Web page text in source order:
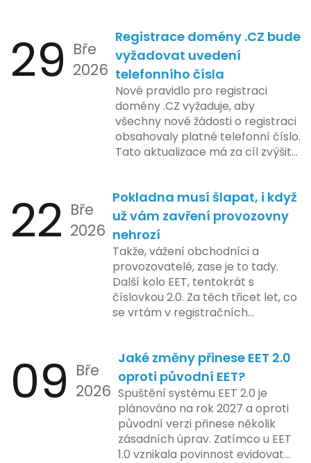
zahrnuje přípravu technické
platformy a legislativních změn,
které by měly být předloženy do
konce tohoto roku. Očekává se,
že tato fáze umožní adaptaci
systémů a rozšíření podpory pro
podnikatele, přičemž všechny
potřebné technologie by měly
být dostupné k testování v rámci
plánovaná na první pololetí
následujícího roku, je zaměřena
na školení a edukaci uživatelů,
včetně přípravy materiálů a
školení pro zaměstnavatele a
účetní firmy. V této fázi dojde
také k oficiálnímu spuštění
systému pro vybrané segmenty
podnikání. Třetí a konečná fáze
integraci systému EET 2.0 do
praxe, s povinností prodejců
zapojit se do nového systému,
včetně zvýšeného dohledu nad
dodržováním pravidel.
29 Bře
2026
Registrace domény .CZ bude
vyžadovat uvedení
telefonního čísla
Nové pravidlo pro registraci
domény .CZ vyžaduje, aby
všechny nové žádosti o registraci
obsahovaly platné telefonní číslo.
Tato aktualizace má za cíl zvýšit
České republice. Povinnost uvést
telefonní číslo se týká všech
nově registrovaných domén, a
také může ovlivnit stávající
majitele domén při aktualizaci
jejich údajů.
22 Bře
2026
Pokladna musí šlapat, i když
už vám zavření provozovny
nehrozí
Takže, vážení obchodníci a
provozovatelé, zase je to tady.
Další kolo EET, tentokrát s
číslovkou 2.0. Za těch třicet let, co
se vrtám v registračních
pokladen, co se občas zasekly, až
po ty nejmodernější dotykové
systémy, co umí pomalu i kafe
uvařit. A jedno vím jistě: legislativa
se mění, ale základní pravidlo
zůstává – pokladna musí šlapat
jako hodinky. Jinak jsou problémy.
09 Bře
2026
Jaké změny přinese EET 2.0
oproti původní EET?
Spuštění systému EET 2.0 je
plánováno na rok 2027 a oproti
původní verzi přinese několik
zásadních úprav. Zatímco u EET
1.0 vznikala povinnost evidovat